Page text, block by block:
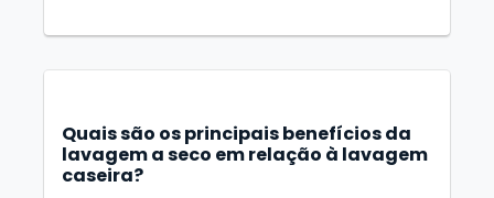
Quais são os principais benefícios da
lavagem a seco em relação à lavagem
caseira?